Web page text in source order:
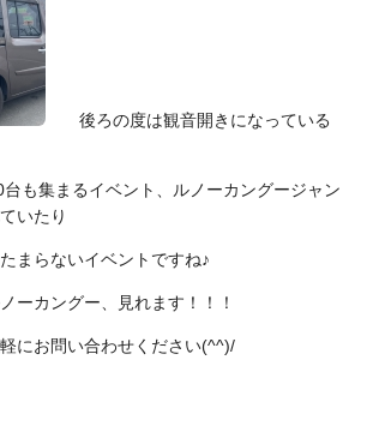
後ろの度は観音開きになっている
も集まるイベント、ルノーカングージャン
いたり
まらないイベントですね♪
ーカングー、見れます！！！
にお問い合わせください(^^)/